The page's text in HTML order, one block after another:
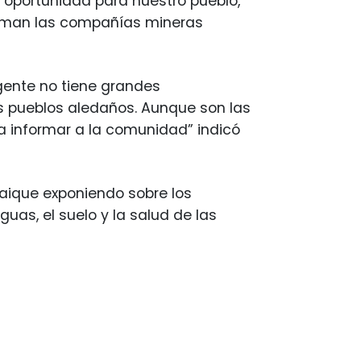
las compañías mineras
no tiene grandes
aledaños. Aunque son las
informar a la comunidad” indicó
exponiendo sobre los
el suelo y la salud de las